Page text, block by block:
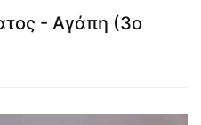
- Αγάπη (3ο